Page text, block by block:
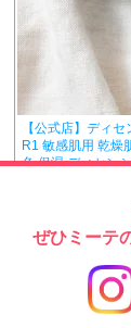
【公式店】ディ
R1 敏感肌用 乾燥
色 保湿 ディセン
価格：3,655円～
ぜひミーテ